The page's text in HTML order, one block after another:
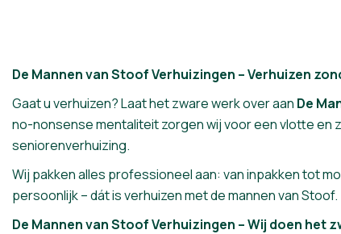
De Mannen van Stoof Verhuizingen – Verhuizen
Gaat u verhuizen? Laat het zware werk over aan De
no-nonsense mentaliteit zorgen wij voor een vlotte en
seniorenverhuizing.
Wij pakken alles professioneel aan: van inpakken tot
persoonlijk – dát is verhuizen met de mannen van Stoof.
De Mannen van Stoof Verhuizingen – Wij doen het